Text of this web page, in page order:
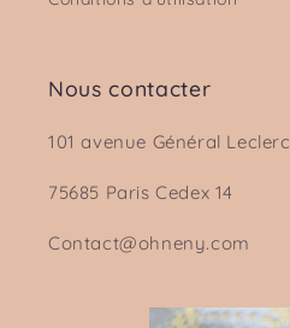
Nous contacter
101 avenue Général Leclerc
75685 Paris Cedex 14
Contact@ohneny.com